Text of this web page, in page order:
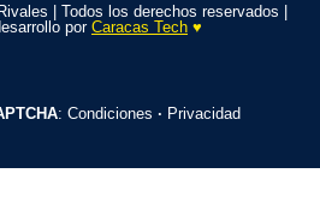
| Todos los derechos reservados |
por Caracas Tech ♥️
: Condiciones · Privacidad